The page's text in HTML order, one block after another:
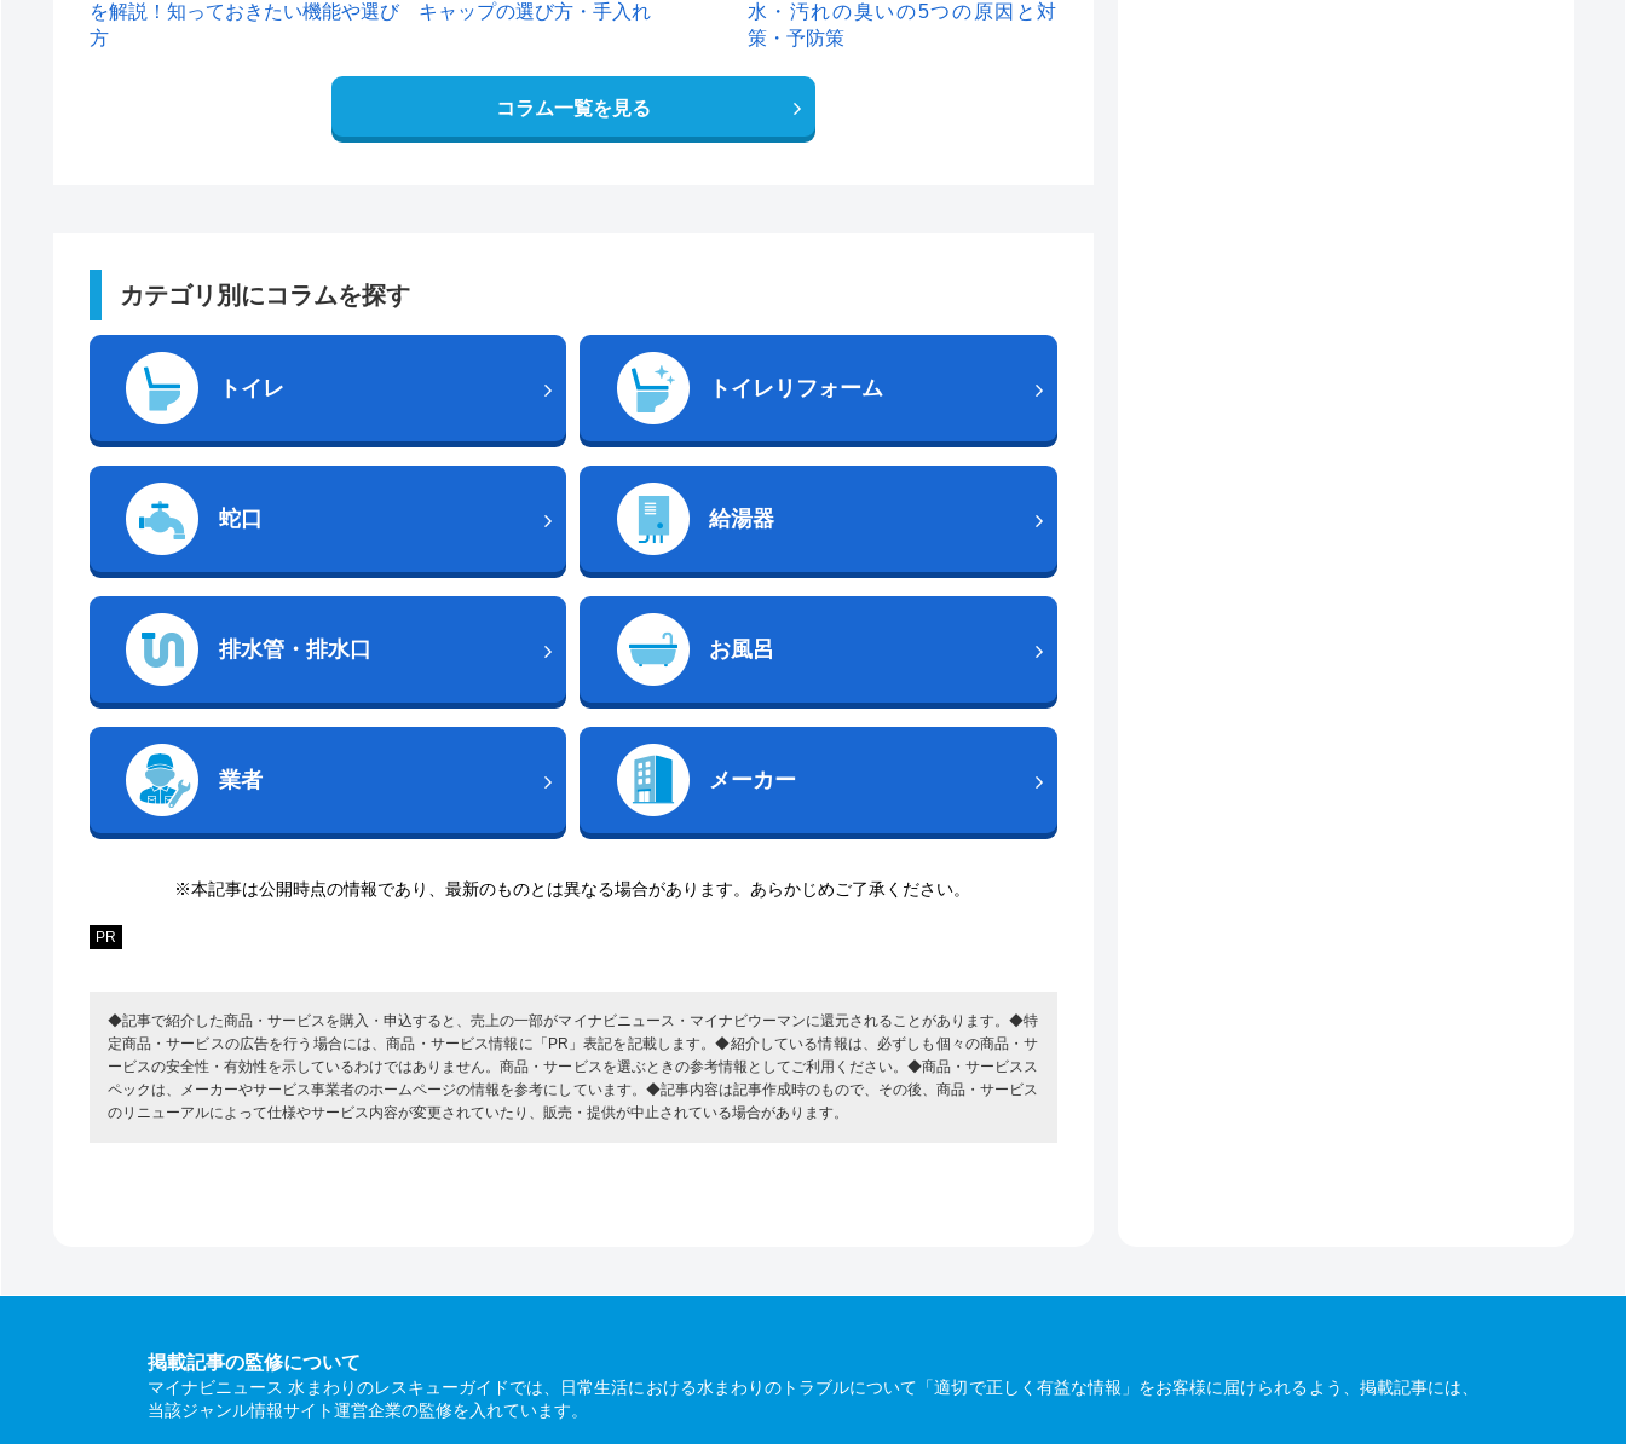
を解説！知っておきたい機能や選び
方
キャップの選び方・手入れ
水・汚れの臭いの5つの原因と対
策・予防策
コラム一覧を見る
カテゴリ別にコラムを探す
トイレ トイレリフォーム
蛇口 給湯器
排水管・排水口 お風呂
業者 メーカー
※本記事は公開時点の情報であり、最新のものとは異なる場合があります。あらかじめご了承ください。
PR
◆記事で紹介した商品・サービスを購入・申込すると、売上の一部がマイナビニュース・マイナビウーマンに還元されることがあります。◆特
定商品・サービスの広告を行う場合には、商品・サービス情報に「PR」表記を記載します。◆紹介している情報は、必ずしも個々の商品・サ
ービスの安全性・有効性を示しているわけではありません。商品・サービスを選ぶときの参考情報としてご利用ください。◆商品・サービスス
ペックは、メーカーやサービス事業者のホームページの情報を参考にしています。◆記事内容は記事作成時のもので、その後、商品・サービス
のリニューアルによって仕様やサービス内容が変更されていたり、販売・提供が中止されている場合があります。
掲載記事の監修について
マイナビニュース 水まわりのレスキューガイドでは、日常生活における水まわりのトラブルについて「適切で正しく有益な情報」をお客様に届けられるよう、掲載記事には、
当該ジャンル情報サイト運営企業の監修を入れています。